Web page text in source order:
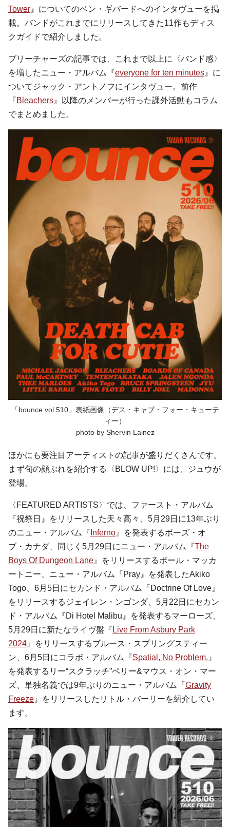
Tower 』についてのベン・ギバードへのインタヴューを掲
載。バンドがこれまでにリリースしてきた11作もディス
クガイドで紹介しました。
ブリーチャーズの記事では、これまで以上に〈バンド感〉
を増したニュー・アルバム『everyone for ten minutes 』に
ついてジャック・アントノフにインタヴュー。前作
『Bleachers 』以降のメンバーが行った課外活動もコラム
でまとめました。
「bounce vol.510」表紙画像（デス・キャブ・フォー・キューテ
ィー）
photo by Shervin Lainez
ほかにも要注目アーティストの記事が盛りだくさんです。
まず旬の顔ぶれを紹介する〈BLOW UP!〉には、ジュウが
登場。
〈FEATURED ARTISTS〉では、ファースト・アルバム
『祝祭日』をリリースした天々高々、5月29日に13年ぶり
のニュー・アルバム『 Inferno 』を発表するボーズ・オ
ブ・カナダ、同じく5月29日にニュー・アルバム『The
Boys Of Dungeon Lane 』をリリースするポール・マッカ
ートニー、ニュー・アルバム『Pray』を発表したAkiko
Togo、6月5日にセカンド・アルバム『Doctrine Of Love』
をリリースするジェイレン・ンゴンダ、5月22日にセカン
ド・アルバム『Di Hotel Malibu』を発表するマーローズ、
5月29日に新たなライヴ盤『 Live From Asbury Park
2024 』をリリースするブルース・スプリングスティー
ン、6月5日にコラボ・アルバム『Spatial, No Problem. 』
を発表するリー“スクラッチ”ペリー&マウス・オン・マー
ズ、単独名義では9年ぶりのニュー・アルバム『Gravity
Freeze 』をリリースしたリトル・バーリーを紹介してい
ます。